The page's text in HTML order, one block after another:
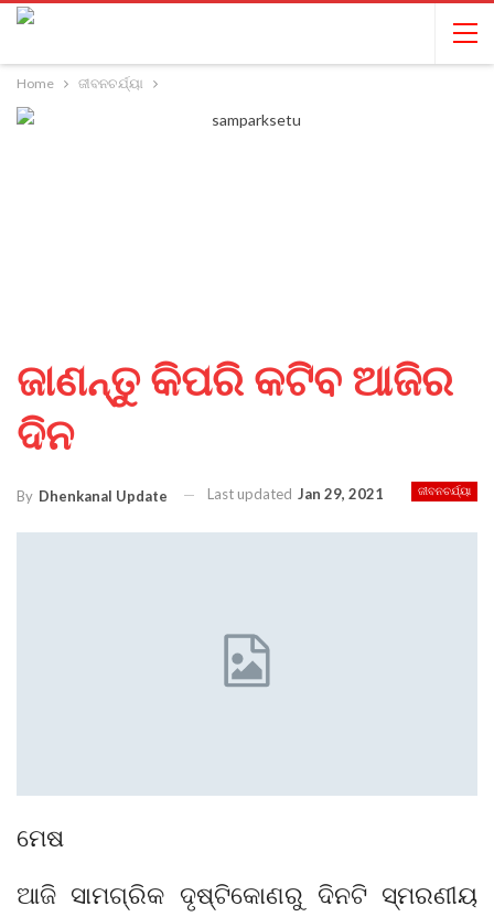
Home ଜୀବନଚର୍ଯ୍ୟା
ଜାଣନ୍ତୁ କିପରି କଟିବ ଆଜିର
ଦିନ
ଜୀବନଚର୍ଯ୍ୟା
By Dhenkanal Update Last updated Jan 29, 2021
ମେଷ
ଆଜି ସାମଗ୍ରିକ ଦୃଷ୍ଟିକୋଣରୁ ଦିନଟି ସ୍ମରଣୀୟ